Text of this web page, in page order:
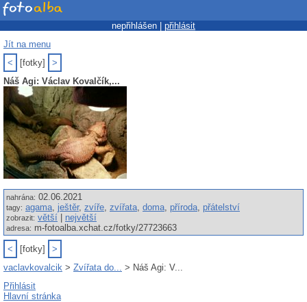
nepřihlášen | přihlásit
Jít na menu
<
[fotky]
>
Náš Agi: Václav Kovalčík,...
nahrána: 02.06.2021
tagy: agama, ještěr, zvíře, zvířata, doma, příroda, přátelství
zobrazit: větší největší
adresa: m-fotoalba.xchat.cz/fotky/27723663
< [fotky]
>
vaclavkovalcik > Zvířata do... > Náš Agi: V...
Přihlásit
Hlavní stránka